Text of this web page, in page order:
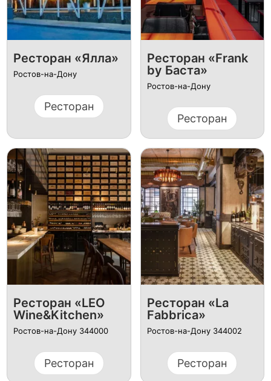
Ресторан «Ялла»
Ростов-на-Дону
Ресторан
Ресторан «Frank
by Баста»
Ростов-на-Дону
Ресторан
Ресторан «LEO
Wine&Kitchen»
Ростов-на-Дону 344000
Ресторан
Ресторан «La
Fabbrica»
Ростов-на-Дону 344002
Ресторан